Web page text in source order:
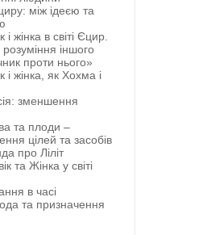
між ідеєю та
і жінка в світі Єцир.
розуміння іншого
проти нього»
і жінка, як Хохма і
зменшення
та плоди –
цілей та засобів
про Ліліт
та Жінка у світі
в часі
та призначення